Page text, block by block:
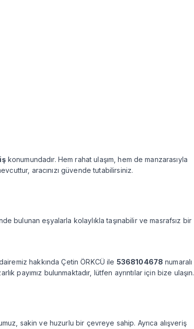
konumundadır. Hem rahat ulaşım, hem de manzarasıyla
aracınızı güvende tutabilirsiniz.
bulunan eşyalarla kolaylıkla taşınabilir ve masrafsız bir
hakkında Çetin ÖRKCÜ ile 5368104678 numaralı
payımız bulunmaktadır, lütfen ayrıntılar için bize ulaşın.
sakin ve huzurlu bir çevreye sahip. Ayrıca alışveriş